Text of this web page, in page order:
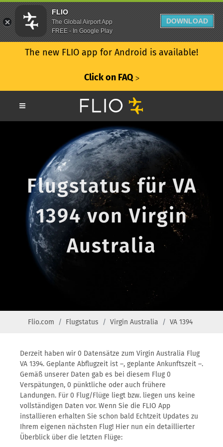
The new FLIO app for Android is available!
Click on FAQ ᐳ
Flugstatus für VA
1394 von Virgin
Australia
Flio.com Flugstatus Virgin Australia VA 1394
Derzeit haben wir 0 Datensätze zum Virgin Australia Flug
VA 1394. Geplante Abflugzeit ist –, geplante Ankunftszeit –.
Gemäß unserer Daten gab es bei diesem Flug 0
Verspätungen, 0 pünktliche oder auch frühere
Landungen. Für 0 Flug/Flüge liegt bzw. liegen uns keine
vollständigen Daten vor. Wenn Sie die FLIO App
installieren erhalten Sie schon bald Echtzeit Updates zu
Ihrem eigenen nächsten Flug! Hier nun ein detaillierter
Überblick über die letzten Flüge:
FLIO
The Global Airport App
FREE - In Google Play
DOWNLOAD